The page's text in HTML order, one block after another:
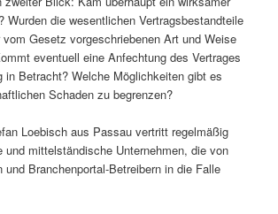
Wurden die wesentlichen Vertragsbestandteile
Gesetz vorgeschriebenen Art und Weise
eventuell eine Anfechtung des Vertrages
in Betracht? Welche Möglichkeiten gibt es
Schaden zu begrenzen?
Loebisch aus Passau vertritt regelmäßig
und mittelständische Unternehmen, die von
und Branchenportal-Betreibern in die Falle